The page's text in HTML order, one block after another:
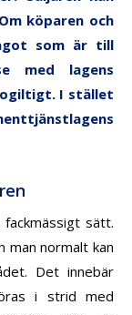
köparen och
som är till
med lagens
I stället
sätt.
man normalt kan
Det innebär
i strid med